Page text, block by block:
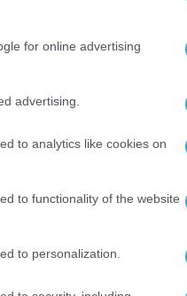
for online advertising
advertising.
to analytics like cookies on
to functionality of the website
to personalization.
παραμονή της
στην
την
και
ότι η
γαλλικού Rafale.